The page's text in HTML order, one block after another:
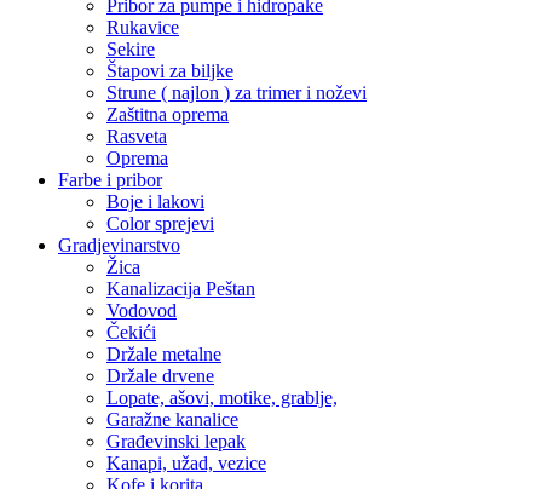
Pribor za pumpe i hidropake
Rukavice
Sekire
Štapovi za biljke
Strune ( najlon ) za trimer i noževi
Zaštitna oprema
Rasveta
Oprema
Farbe i pribor
Boje i lakovi
Color sprejevi
Gradjevinarstvo
Žica
Kanalizacija Peštan
Vodovod
Čekići
Držale metalne
Držale drvene
Lopate, ašovi, motike, grablje,
Garažne kanalice
Građevinski lepak
Kanapi, užad, vezice
Kofe i korita